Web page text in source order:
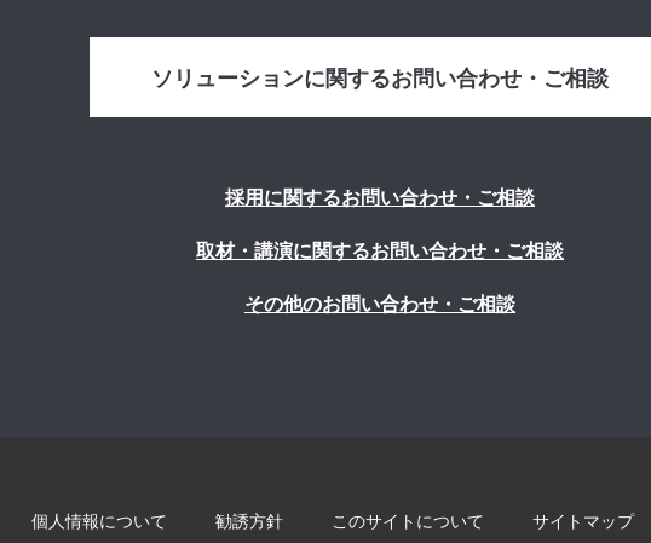
ソリューションに関するお問い合わせ・ご相談
採用に関するお問い合わせ・ご相談
取材・講演に関するお問い合わせ・ご相談
その他のお問い合わせ・ご相談
個人情報について 勧誘方針 このサイトについて サイトマップ